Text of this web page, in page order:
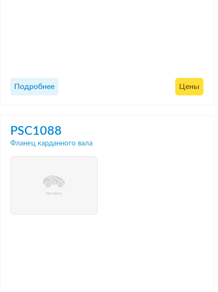
Подробнее Цены
PSC1088
Фланец карданного вала